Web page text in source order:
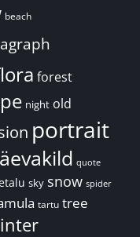
beach
forest
night old
portrait
quote
sky snow spider
tartu tree